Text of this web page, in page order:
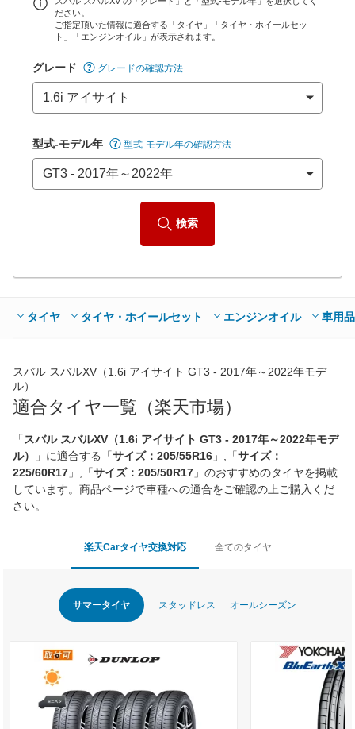
*当該価格は車種別の価格となります。
ださい。
ご指定頂いた情報に適合する「タイヤ」「タイヤ・ホイールセッ
ト」「エンジンオイル」が表示されます。
グレード グレードの確認方法
型式-モデル年 型式-モデル年の確認方法
検索
タイヤ タイヤ・ホイールセット エンジンオイル 車用品
スバル スバルXV（1.6i アイサイト GT3 - 2017年～2022年モデ
ル）
適合タイヤ一覧（楽天市場）
「 スバル スバルXV（1.6i アイサイト GT3 - 2017年～2022年モデ
ル）
」に適合する「サイズ：205/55R16 」,「サイズ：
225/60R17 」,「サイズ：205/50R17 」のおすすめのタイヤを掲載
しています。商品ページで車種への適合をご確認の上ご購入くだ
さい。
楽天Carタイヤ交換対応 全てのタイヤ
サマータイヤ スタッドレス オールシーズン